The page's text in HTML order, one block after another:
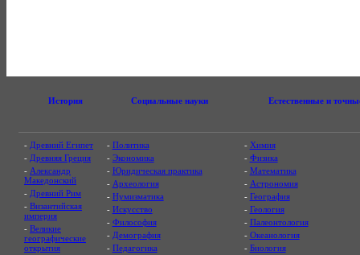
История Социальные науки Естественные и
- Древний Египет
- Древняя Греция
- Александр
Македонский
- Древний Рим
- Византийская
империя
- Великие
географические
открытия
- Политика
- Экономика
- Юридическая практика
- Археология
- Нумизматика
- Искусство
- Философия
- Демография
- Педагогика
- Химия
- Физика
- Математика
- Астрономия
- География
- Геология
- Палеонтология
- Океанология
- Биология